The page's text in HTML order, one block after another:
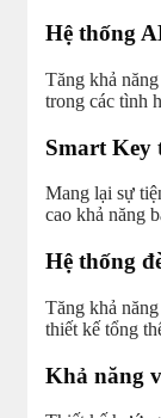
Hệ thống
Tăng khả
trong các tình
Smart Key
Mang lại sự
cao khả năng
Hệ thống
Tăng khả
thiết kế tổng
Khả năng